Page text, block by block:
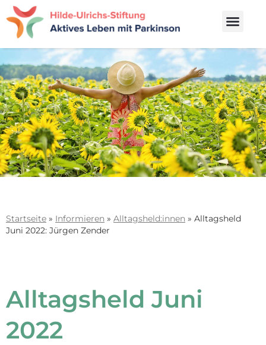
Startseite » Informieren » Alltagsheld:innen » Alltagsheld
Juni 2022: Jürgen Zender
Alltagsheld Juni
2022